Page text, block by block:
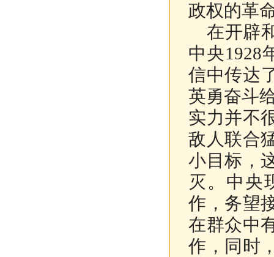
政权的革
在开辟
中央1928
信中传达
英勇奋斗
实力并不
敌人联合
小目标，
灭。中央
作，务望
在群众中
作，同时